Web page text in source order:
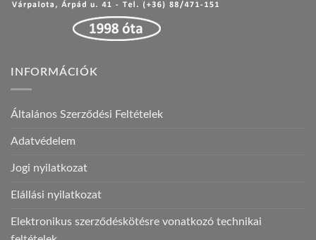
INFORMÁCIÓK
Általános Szerződési Feltételek
Adatvédelem
Jogi nyilatkozat
Elállási nyilatkozat
Elektronikus szerződéskötésre vonatkozó technikai